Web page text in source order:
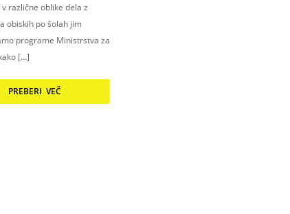
različne oblike dela z
obiskih po šolah jim
programe Ministrstva za
[…]
PREBERI VEČ